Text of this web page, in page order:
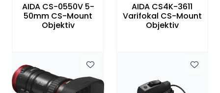
AIDA CS-0550V 5-
50mm CS-Mount
Objektiv
AIDA CS4K-3611
Varifokal CS-Mount
Objektiv